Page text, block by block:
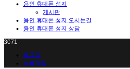
용인 휴대폰 성지
게시판
용인 휴대폰 성지 오시는길
용인 휴대폰 성지 상담
3071
로그인
회원가입